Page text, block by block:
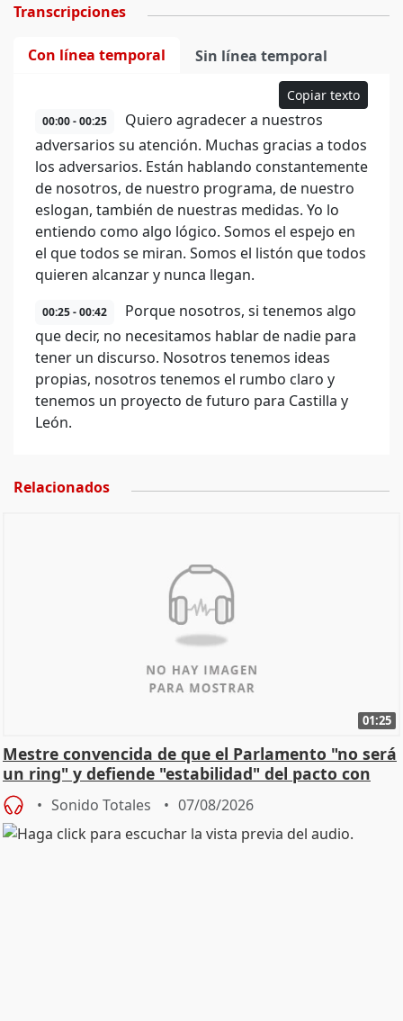
Transcripciones
Con línea temporal Sin línea temporal
Copiar texto
00:00 - 00:25
Quiero agradecer a nuestros
adversarios su atención. Muchas gracias a todos
los adversarios. Están hablando constantemente
de nosotros, de nuestro programa, de nuestro
eslogan, también de nuestras medidas. Yo lo
entiendo como algo lógico. Somos el espejo en
el que todos se miran. Somos el listón que todos
quieren alcanzar y nunca llegan.
00:25 - 00:42
Porque nosotros, si tenemos algo
que decir, no necesitamos hablar de nadie para
tener un discurso. Nosotros tenemos ideas
propias, nosotros tenemos el rumbo claro y
tenemos un proyecto de futuro para Castilla y
León.
Relacionados
01:25
Mestre convencida de que el Parlamento "no será
un ring" y defiende "estabilidad" del pacto con
Vox
Sonido Totales 07/08/2026